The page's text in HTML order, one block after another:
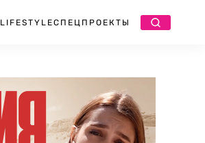
LIFESTYLEСПЕЦПРОЕКТЫ